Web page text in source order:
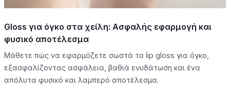
Gloss για όγκο στα χείλη: Ασφαλής εφαρμογή και
φυσικό αποτέλεσμα
Μάθετε πώς να εφαρμόζετε σωστά το lip gloss για όγκο,
εξασφαλίζοντας ασφάλεια, βαθιά ενυδάτωση και ένα
απόλυτα φυσικό και λαμπερό αποτέλεσμα.